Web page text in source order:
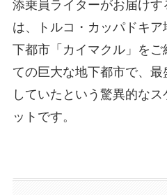
添乗員ライターがお届けす
は、トルコ・カッパドキ
下都市「カイマクル」を
ての巨大な地下都市で、
していたという驚異的な
ットです。